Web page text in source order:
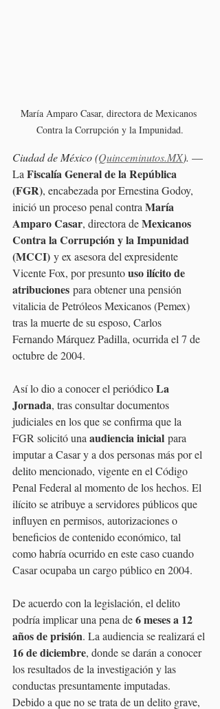
María Amparo Casar, directora de Mexicanos
Contra la Corrupción y la Impunidad.
Ciudad de México (Quinceminutos.MX). —
La Fiscalía General de la República
(FGR), encabezada por Ernestina Godoy,
inició un proceso penal contra María
Amparo Casar, directora de Mexicanos
Contra la Corrupción y la Impunidad
(MCCI) y ex asesora del expresidente
Vicente Fox, por presunto uso ilícito de
atribuciones para obtener una pensión
vitalicia de Petróleos Mexicanos (Pemex)
tras la muerte de su esposo, Carlos
Fernando Márquez Padilla, ocurrida el 7 de
octubre de 2004.
Así lo dio a conocer el periódico La
Jornada, tras consultar documentos
judiciales en los que se confirma que la
FGR solicitó una audiencia inicial para
imputar a Casar y a dos personas más por el
delito mencionado, vigente en el Código
Penal Federal al momento de los hechos. El
ilícito se atribuye a servidores públicos que
influyen en permisos, autorizaciones o
beneficios de contenido económico, tal
como habría ocurrido en este caso cuando
Casar ocupaba un cargo público en 2004.
De acuerdo con la legislación, el delito
podría implicar una pena de 6 meses a 12
años de prisión. La audiencia se realizará el
16 de diciembre, donde se darán a conocer
los resultados de la investigación y las
conductas presuntamente imputadas.
Debido a que no se trata de un delito grave,